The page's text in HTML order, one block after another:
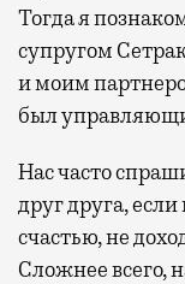
Тогда я
супругом
и моим
был
Нас часто
друг друга, если
счастью, не
Сложнее всего,